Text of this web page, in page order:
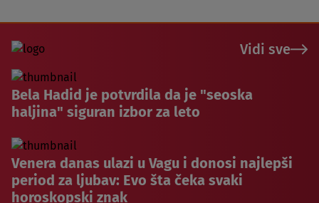
Vidi sve
Bela Hadid je potvrdila da je "seoska
haljina" siguran izbor za leto
Venera danas ulazi u Vagu i donosi najlepši
period za ljubav: Evo šta čeka svaki
horoskopski znak